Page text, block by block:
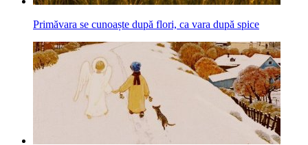
Primăvara se cunoaște după flori, ca vara după spice